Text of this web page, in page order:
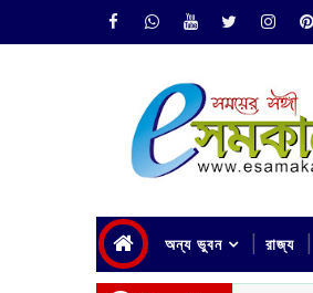
অন্য ভুবন রাজ্য